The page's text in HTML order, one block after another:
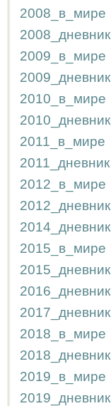
2008_в_мире
2008_дневник
2009_в_мире
2009_дневник
2010_в_мире
2010_дневник
2011_в_мире
2011_дневник
2012_в_мире
2012_дневник
2014_дневник
2015_в_мире
2015_дневник
2016_дневник
2017_дневник
2018_в_мире
2018_дневник
2019_в_мире
2019_дневник